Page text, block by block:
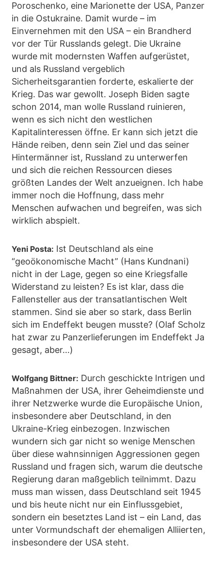
Poroschenko, eine Marionette der USA, Panzer
in die Ostukraine. Damit wurde – im
Einvernehmen mit den USA – ein Brandherd
vor der Tür Russlands gelegt. Die Ukraine
wurde mit modernsten Waffen aufgerüstet,
und als Russland vergeblich
Sicherheitsgarantien forderte, eskalierte der
Krieg. Das war gewollt. Joseph Biden sagte
schon 2014, man wolle Russland ruinieren,
wenn es sich nicht den westlichen
Kapitalinteressen öffne. Er kann sich jetzt die
Hände reiben, denn sein Ziel und das seiner
Hintermänner ist, Russland zu unterwerfen
und sich die reichen Ressourcen dieses
größten Landes der Welt anzueignen. Ich habe
immer noch die Hoffnung, dass mehr
Menschen aufwachen und begreifen, was sich
wirklich abspielt.
Yeni Posta: Ist Deutschland als eine
“geoökonomische Macht” (Hans Kundnani)
nicht in der Lage, gegen so eine Kriegsfalle
Widerstand zu leisten? Es ist klar, dass die
Fallensteller aus der transatlantischen Welt
stammen. Sind sie aber so stark, dass Berlin
sich im Endeffekt beugen musste? (Olaf Scholz
hat zwar zu Panzerlieferungen im Endeffekt Ja
gesagt, aber...)
Wolfgang Bittner: Durch geschickte Intrigen und
Maßnahmen der USA, ihrer Geheimdienste und
ihrer Netzwerke wurde die Europäische Union,
insbesondere aber Deutschland, in den
Ukraine-Krieg einbezogen. Inzwischen
wundern sich gar nicht so wenige Menschen
über diese wahnsinnigen Aggressionen gegen
Russland und fragen sich, warum die deutsche
Regierung daran maßgeblich teilnimmt. Dazu
muss man wissen, dass Deutschland seit 1945
und bis heute nicht nur ein Einflussgebiet,
sondern ein besetztes Land ist – ein Land, das
unter Vormundschaft der ehemaligen Alliierten,
insbesondere der USA steht.